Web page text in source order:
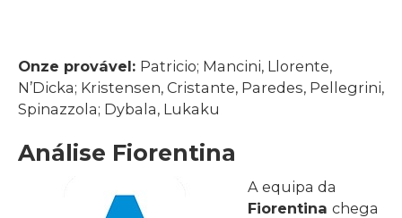
Onze provável: Patricio; Mancini, Llorente,
N’Dicka; Kristensen, Cristante, Paredes, Pellegrini,
Spinazzola; Dybala, Lukaku
Análise Fiorentina
A equipa da
Fiorentinachega